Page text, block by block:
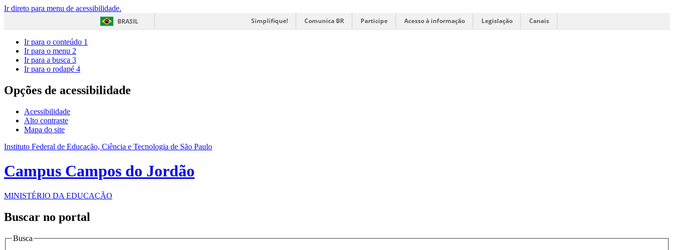
Ir direto para menu de acessibilidade.
BRASIL
Simplifique! Comunica BR Participe Acesso à informação Legislação Canais
Ir para o conteúdo 1
Ir para o menu 2
Ir para a busca 3
Ir para o rodapé 4
Opções de acessibilidade
Acessibilidade
Alto contraste
Mapa do site
Instituto Federal de Educação, Ciência e Tecnologia de São Paulo
Campus Campos do Jordão
MINISTÉRIO DA EDUCAÇÃO
Buscar no portal
Busca